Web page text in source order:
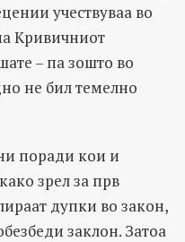
учествуваа во
Кривичниот
– па зошто во
не бил темелно
поради кои и
зрел за прв
дупки во закон,
заклон. Затоа